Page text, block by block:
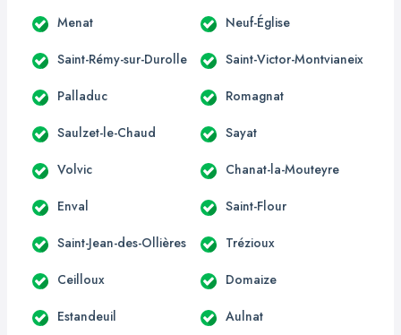
Menat Neuf-Église
Saint-Rémy-sur-Durolle Saint-Victor-Montvianeix
Palladuc Romagnat
Saulzet-le-Chaud Sayat
Volvic Chanat-la-Mouteyre
Enval Saint-Flour
Saint-Jean-des-Ollières Trézioux
Ceilloux Domaize
Estandeuil Aulnat